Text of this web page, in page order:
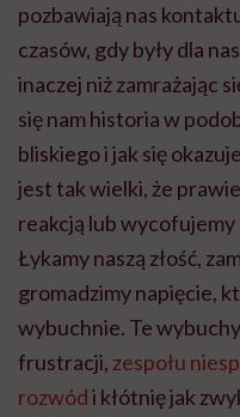
pozbawiają nas
czasów, gdy były dla
inaczej niż zamrażając
się nam historia w
bliskiego i jak się
jest tak wielki, że
reakcją lub wycofujemy
Łykamy naszą złość,
gromadzimy napięcie,
wybuchnie. Te
frustracji, zespołu
rozwódi kłótnię jak